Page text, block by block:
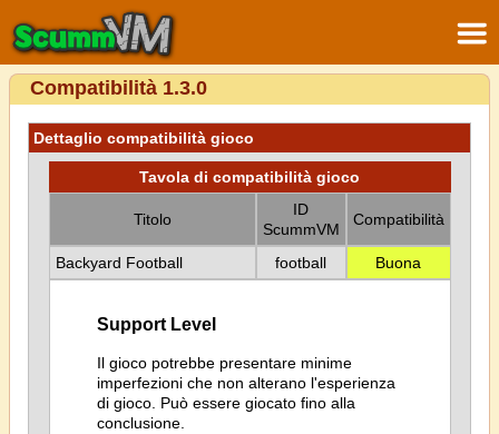
Compatibilità 1.3.0
Dettaglio compatibilità gioco
Tavola di compatibilità gioco
Titolo
ID
ScummVM
Compatibilità
Backyard Football football Buona
Support Level
Il gioco potrebbe presentare minime
imperfezioni che non alterano l'esperienza
di gioco. Può essere giocato fino alla
conclusione.